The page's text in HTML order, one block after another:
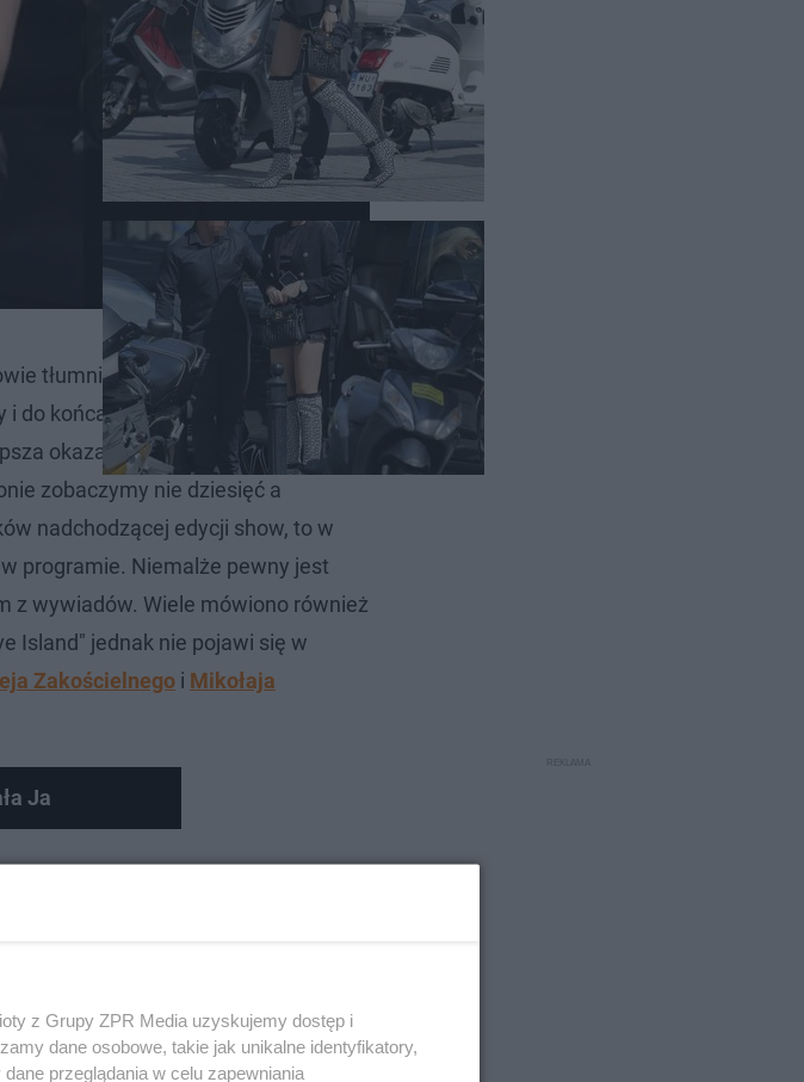
tłumnie gromadzili się przed
do końca trudno były wytypować,
okazała się Anita Sokołowska
zobaczymy nie dziesięć a
nadchodzącej edycji show, to w
programie. Niemalże pewny jest
z wywiadów. Wiele mówiono również
Island" jednak nie pojawi się w
Zakościelnego i Mikołaja
Ja
tylko dla prawdziwych
z Grupy ZPR Media uzyskujemy dostęp i
dane osobowe, takie jak unikalne identyfikatory,
przeglądania w celu zapewniania